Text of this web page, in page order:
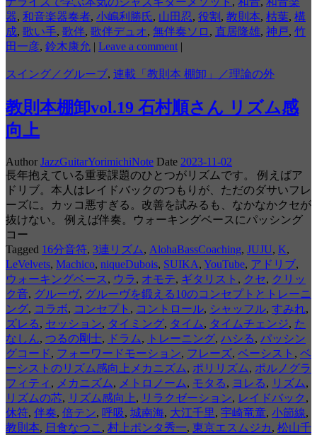
器, 和音楽器奏者, 小嶋利勝氏, 山田忍, 役割 , 教則本, 枯葉, 構
成, 歌い手, 歌伴, 歌伴デュオ, 無伴奏ソロ , 直居隆雄, 神戸, 竹
田一彦, 鈴木康允 | Leave a comment |
スイング／グルーブ, 連載「教則本 棚卸」／理論の外
教則本棚卸vol.19 石村順さん リズム感
向上
Author JazzGuitarYorimichiNote Date 2023-11-02
長年抱えている重要課題のひとつがリズムです。 例えばア
ドリブ。本人はレイドバックのつもりが、ただのダサいフレ
ーズに。カッコ悪すぎる。改善を試みるも、なかなかクセが
抜けない。 例えば伴奏。ウォーキングベースにパッシング
コー
Tagged 16分音符, 3連リズム, AlohaBassCoaching, JUJU, K,
LeVelvets, Machico, niqueDubois, SUIKA, YouTube, アドリブ,
ウォーキングベース , ウラ, オモテ, ギタリスト , クセ, クリッ
ク音, グルーヴ, グルーヴを鍛える10のコンセプトとトレーニ
ング, コラボ, コンセプト , コントロール, シャッフル, すみれ,
ズレる, セッション, タイミング, タイム, タイムチェンジ, た
なしん, つるの剛士, ドラム, トレーニング, ハシる, パッシン
グコード, フォーワードモーション, フレーズ, ベーシスト , ベ
ーシストのリズム感向上メカニズム, ポリリズム, ポルノグラ
フィティ , メカニズム, メトロノーム, モタる, ヨレる, リズム,
リズムの芯, リズム感向上, リラクゼーション, レイドバック ,
休符, 伴奏, 倍テン, 呼吸, 城南海, 大江千里, 宇崎竜童, 小節線,
教則本, 日食なつこ , 村上ポンタ秀一, 東京エスムジカ, 松山千